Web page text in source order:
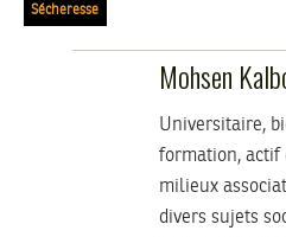
Sécheresse
Mohsen
Universitaire,
formation, actif
milieux
divers sujets